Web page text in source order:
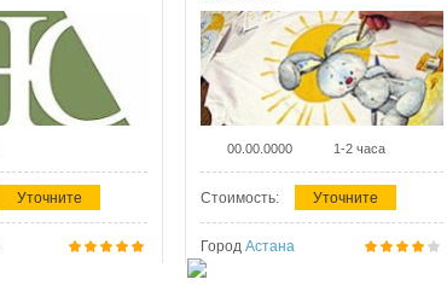
Уточните
00.00.0000 1-2 часа
Стоимость: Уточните
Город Астана